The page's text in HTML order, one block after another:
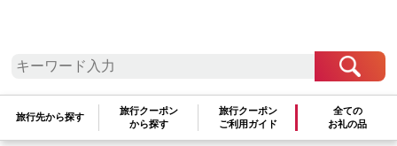
旅行先から探す
旅行クーポン
から探す
旅行クーポン
ご利用ガイド
全ての
お礼の品
飴（あめ）
検索条件に一致するお礼の品はありま